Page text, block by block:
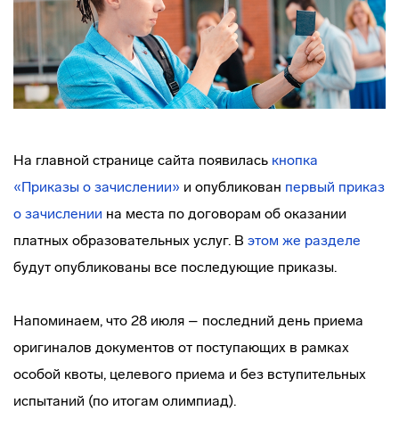
На главной странице сайта появилась кнопка
«Приказы о зачислении» и опубликован первый приказ
о зачислении на места по договорам об оказании
платных образовательных услуг. В этом же разделе
будут опубликованы все последующие приказы.
Напоминаем, что 28 июля – последний день приема
оригиналов документов от поступающих в рамках
особой квоты, целевого приема и без вступительных
испытаний (по итогам олимпиад).